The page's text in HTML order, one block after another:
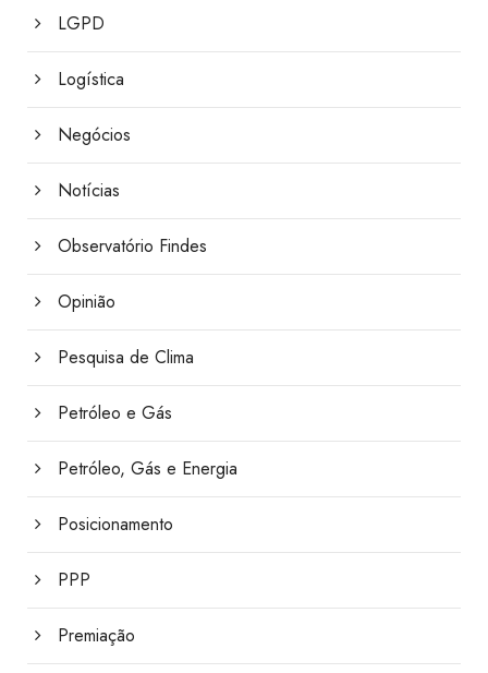
LGPD
Logística
Negócios
Notícias
Observatório Findes
Opinião
Pesquisa de Clima
Petróleo e Gás
Petróleo, Gás e Energia
Posicionamento
PPP
Premiação